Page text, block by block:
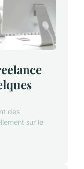
des
sur le